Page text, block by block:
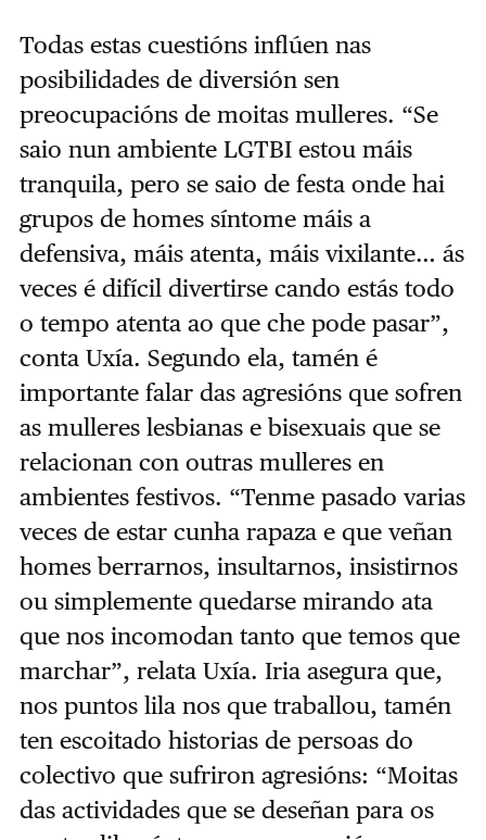
Todas estas cuestións inflúen nas
posibilidades de diversión sen
preocupacións de moitas mulleres. “Se
saio nun ambiente LGTBI estou máis
tranquila, pero se saio de festa onde hai
grupos de homes síntome máis a
defensiva, máis atenta, máis vixilante… ás
veces é difícil divertirse cando estás todo
o tempo atenta ao que che pode pasar”,
conta Uxía. Segundo ela, tamén é
importante falar das agresións que sofren
as mulleres lesbianas e bisexuais que se
relacionan con outras mulleres en
ambientes festivos. “Tenme pasado varias
veces de estar cunha rapaza e que veñan
homes berrarnos, insultarnos, insistirnos
ou simplemente quedarse mirando ata
que nos incomodan tanto que temos que
marchar”, relata Uxía. Iria asegura que,
nos puntos lila nos que traballou, tamén
ten escoitado historias de persoas do
colectivo que sufriron agresións: “Moitas
das actividades que se deseñan para os